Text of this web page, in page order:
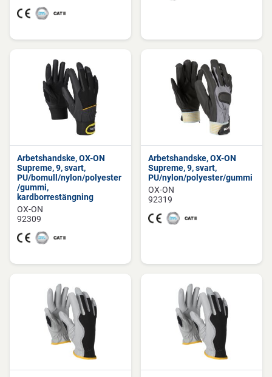
Arbetshandske, OX-ON
Supreme, 9, svart,
PU/bomull/nylon/polyester
/gummi,
kardborrestängning
OX-ON
92309
Arbetshandske, OX-ON
Supreme, 9, svart,
PU/nylon/polyester/gummi
OX-ON
92319